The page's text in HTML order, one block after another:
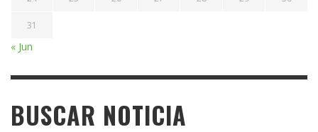
31
« Jun
BUSCAR NOTICIA